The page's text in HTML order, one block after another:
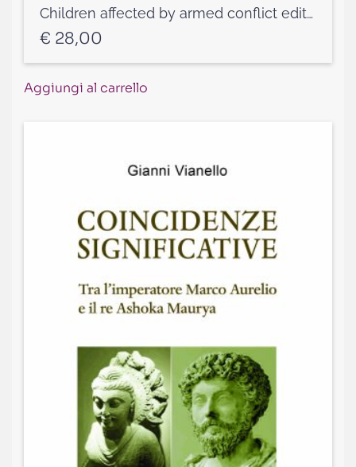
Children affected by armed conflict edited by Laura Guercio and Paolina Massidda
€ 28,00
Aggiungi al carrello